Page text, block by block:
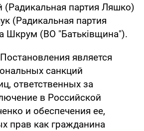
партия Ляшко)
(Радикальная партия
Шкрум (ВО "Батьківщина").
является
санкций
ответственных за
в Российской
и обеспечения ее,
прав как гражданина